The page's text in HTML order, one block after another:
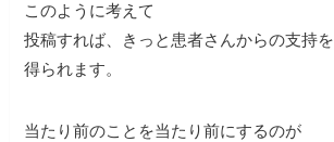
このように考えて
投稿すれば、きっと患者さんからの支持を
得られます。
当たり前のことを当たり前にするのが